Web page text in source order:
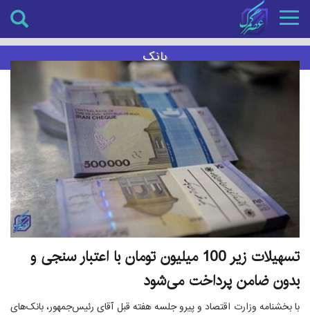
Toggle
navigation
بانک
تسهیلات زیر 100 میلیون تومان با اعتبار سنجی و
بدون ضامن پرداخت می‌شود
با بخشنامه وزارت اقتصاد و پیرو جلسه هفته قبل آقای رئیس‌جمهور، بانک‌های